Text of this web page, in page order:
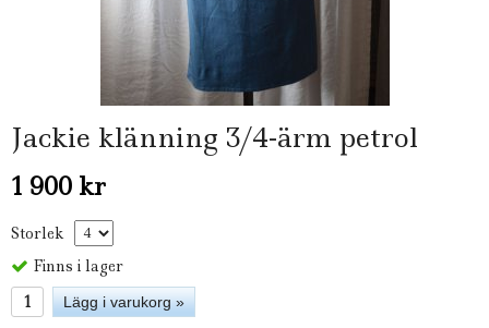
Jackie klänning 3/4-ärm petrol
1 900 kr
Storlek
Finns i lager
Lägg i varukorg »